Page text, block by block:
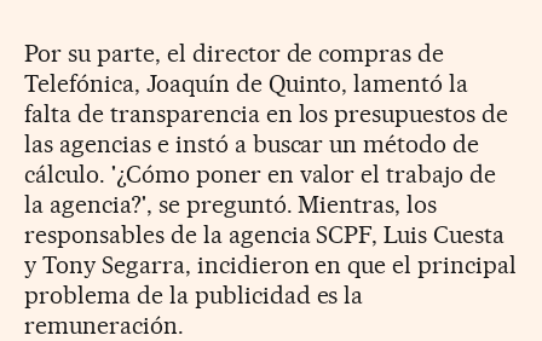
Por su parte, el director de compras de
Telefónica, Joaquín de Quinto, lamentó la
falta de transparencia en los presupuestos de
las agencias e instó a buscar un método de
cálculo. '¿Cómo poner en valor el trabajo de
la agencia?', se preguntó. Mientras, los
responsables de la agencia SCPF, Luis Cuesta
y Tony Segarra, incidieron en que el principal
problema de la publicidad es la
remuneración.